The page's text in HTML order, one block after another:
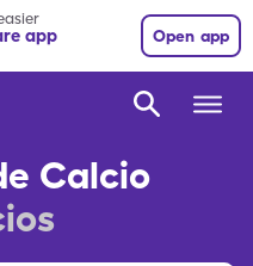
app Open app
Calcio